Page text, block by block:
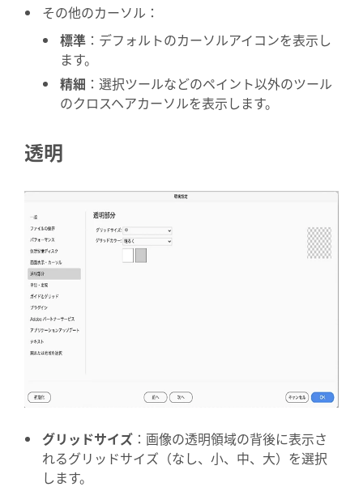
その他のカーソル：
標準 ：デフォルトのカーソルアイコンを表示し
ます。
精細 ：選択ツールなどのペイント以外のツール
のクロスヘアカーソルを表示します。
透明
グリッドサイズ ：画像の透明領域の背後に表示さ
れるグリッドサイズ（なし、小、中、大）を選択
します。